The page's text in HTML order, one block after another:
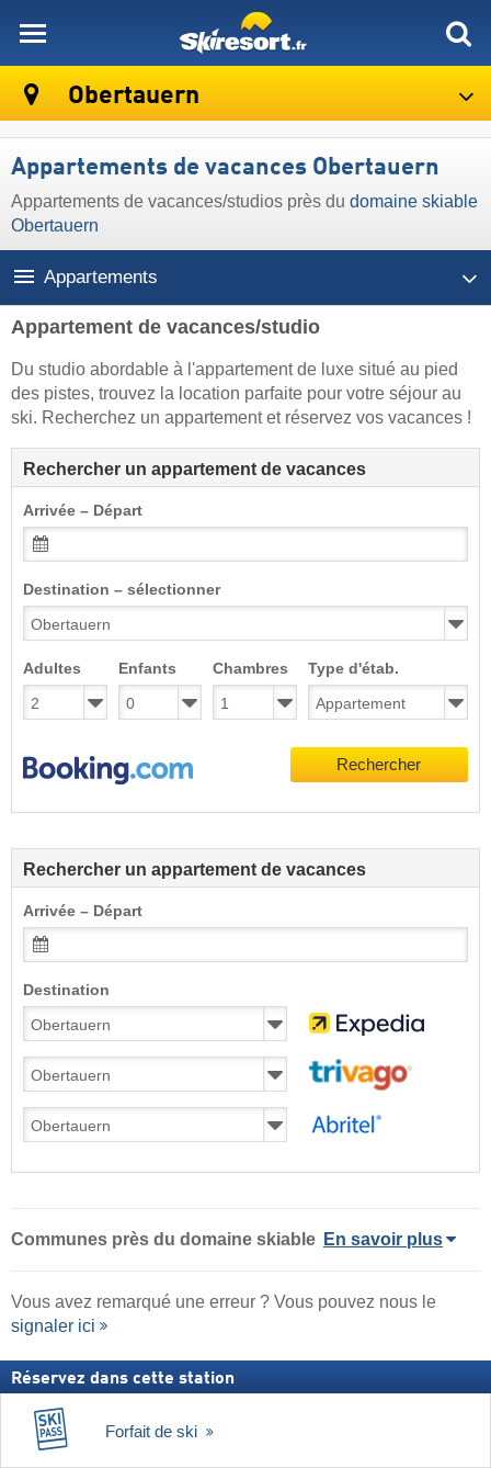
Obertauern
Appartements de vacances Obertauern
Appartements de vacances/studios près du domaine skiable
Obertauern
Appartements
Appartement de vacances/studio
Du studio abordable à l'appartement de luxe situé au pied
des pistes, trouvez la location parfaite pour votre séjour au
ski. Recherchez un appartement et réservez vos vacances !
Rechercher un appartement de vacances
Arrivée – Départ
Destination – sélectionner
Adultes Enfants Chambres Type d'étab.
Rechercher
Rechercher un appartement de vacances
Arrivée – Départ
Destination
Communes près du domaine skiable En savoir plus
Vous avez remarqué une erreur ? Vous pouvez nous le
signaler ici
Réservez dans cette station
Forfait de ski